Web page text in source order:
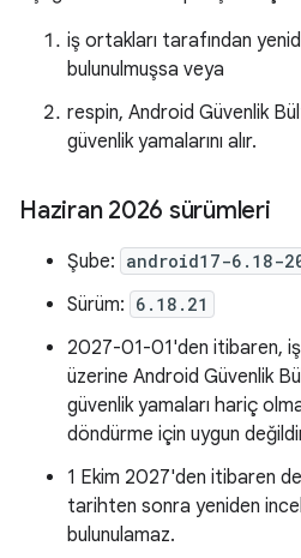
iş ortakları tarafından
bulunulmuşsa veya
respin, Android Güvenlik
güvenlik yamalarını alır.
Haziran 2026 sürümleri
Şube: android17-6.18-
Sürüm: 6.18.21
2027-01-01'den itibaren, iş
üzerine Android Güvenlik
güvenlik yamaları hariç
döndürme için uygun
1 Ekim 2027'den itibaren
tarihten sonra yeniden
bulunulamaz.